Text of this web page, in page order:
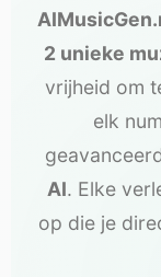
2 unieke
vrijheid om
elk
AI. Elke
op die je